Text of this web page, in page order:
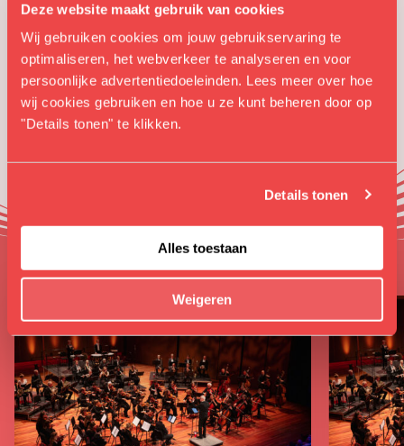
Deze website maakt gebruik van cookies
Wij gebruiken cookies om jouw gebruikservaring te
optimaliseren, het webverkeer te analyseren en voor
persoonlijke advertentiedoeleinden. Lees meer over hoe
wij cookies gebruiken en hoe u ze kunt beheren door op
"Details tonen" te klikken.
Details tonen
Alles toestaan
Weigeren
Soortgelijk